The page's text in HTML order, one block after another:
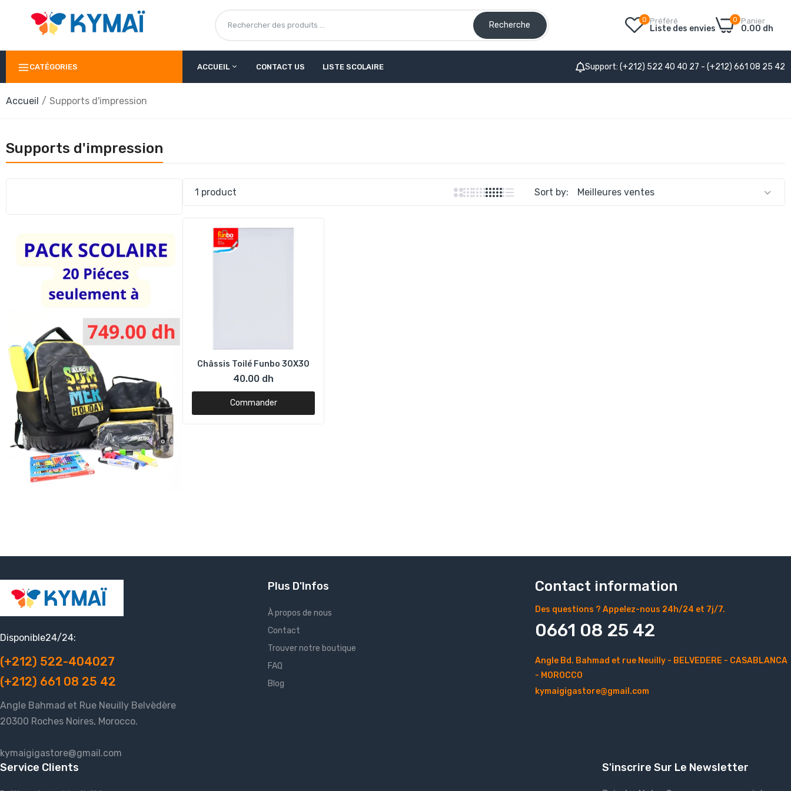
Recherche
0 Préféré
Liste des envies
0 Panier
0.00 dh
CATÉGORIES ACCUEIL CONTACT US LISTE SCOLAIRE Support: (+212) 522 40 40 27 - (+212) 661 08 25 42
Accueil Supports d'impression
Supports d'impression
1 product Sort by:
Châssis Toilé Funbo 30X30
40.00 dh
Commander
Disponible24/24:
(+212) 522-404027
(+212) 661 08 25 42
Angle Bahmad et Rue Neuilly Belvèdère
20300 Roches Noires, Morocco.
kymaigigastore@gmail.com
Plus D'Infos
À propos de nous
Contact
Trouver notre boutique
FAQ
Blog
Contact information
Des questions ? Appelez-nous 24h/24 et 7j/7.
0661 08 25 42
Angle Bd. Bahmad et rue Neuilly - BELVEDERE - CASABLANCA
- MOROCCO
kymaigigastore@gmail.com
Service Clients S'inscrire Sur Le Newsletter